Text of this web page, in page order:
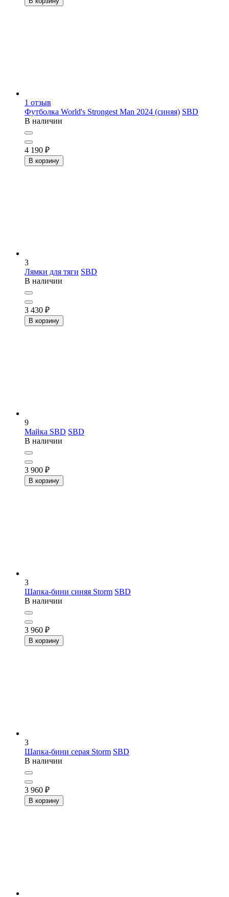
1 отзыв
Футболка World's Strongest Man 2024 (синяя) SBD
В наличии
4 190 ₽
В корзину
3
Лямки для тяги SBD
В наличии
3 430 ₽
В корзину
9
Майка SBD SBD
В наличии
3 900 ₽
В корзину
3
Шапка-бини синяя Storm SBD
В наличии
3 960 ₽
В корзину
3
Шапка-бини серая Storm SBD
В наличии
3 960 ₽
В корзину